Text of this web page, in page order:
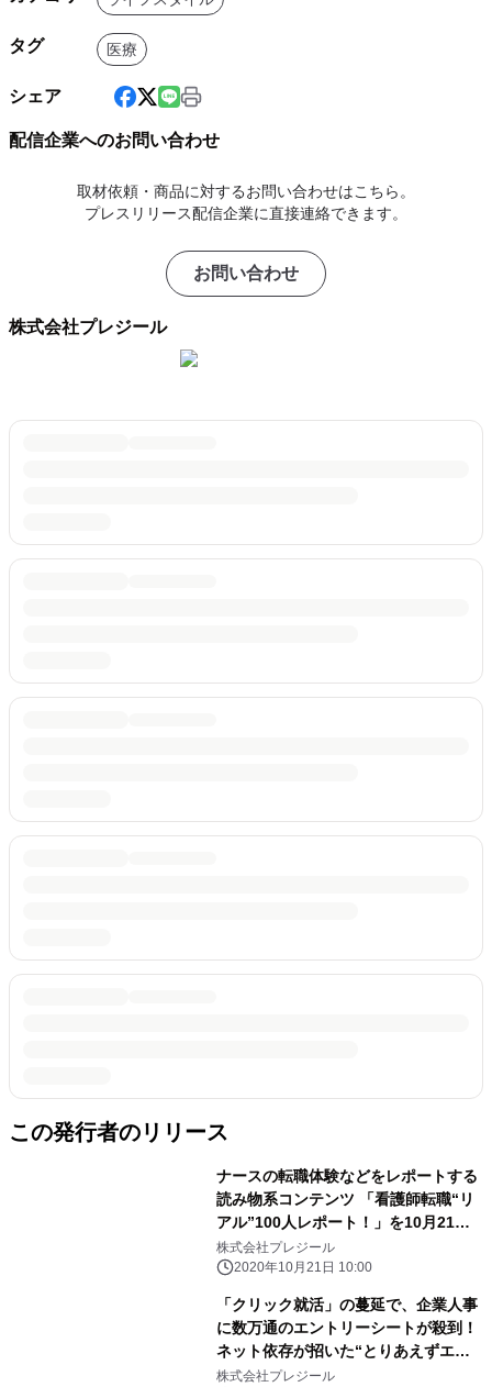
タグ 医療
シェア
配信企業へのお問い合わせ
取材依頼・商品に対するお問い合わせはこちら。
プレスリリース配信企業に直接連絡できます。
お問い合わせ
株式会社プレジール
この発行者のリリース
ナースの転職体験などをレポートする
読み物系コンテンツ 「看護師転職“リ
アル”100人レポート！」を10月21日
より展開
株式会社プレジール
2020年10月21日 10:00
「クリック就活」の蔓延で、企業人事
に数万通のエントリーシートが殺到！
ネット依存が招いた“とりあえずエン
トリー”の就活マーケットを変化させ
株式会社プレジール